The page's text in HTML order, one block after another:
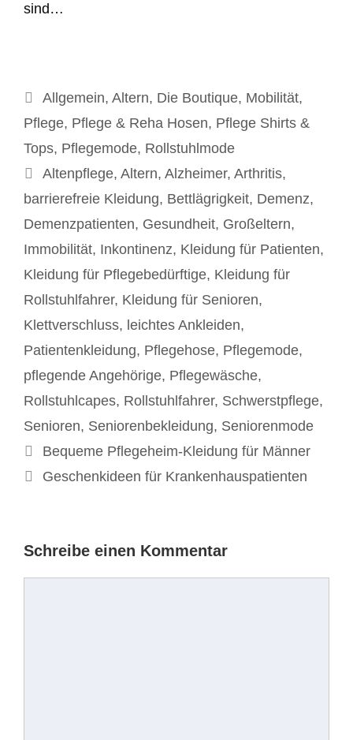
sind…
Kategorien
Allgemein, Altern, Die Boutique, Mobilität,
Pflege, Pflege & Reha Hosen, Pflege Shirts &
Tops, Pflegemode, Rollstuhlmode
Schlagwörter
Altenpflege, Altern, Alzheimer, Arthritis,
barrierefreie Kleidung, Bettlägrigkeit, Demenz,
Demenzpatienten, Gesundheit, Großeltern,
Immobilität, Inkontinenz, Kleidung für Patienten,
Kleidung für Pflegebedürftige, Kleidung für
Rollstuhlfahrer, Kleidung für Senioren,
Klettverschluss, leichtes Ankleiden,
Patientenkleidung, Pflegehose, Pflegemode,
pflegende Angehörige, Pflegewäsche,
Rollstuhlcapes, Rollstuhlfahrer, Schwerstpflege,
Senioren, Seniorenbekleidung, Seniorenmode
Beitrags-
Navigation
Bequeme Pflegeheim-Kleidung für Männer
Geschenkideen für Krankenhauspatienten
Schreibe einen Kommentar